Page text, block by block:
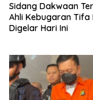
Sidang Dakwaan
Ahli Kebugaran Tifa
Digelar Hari Ini